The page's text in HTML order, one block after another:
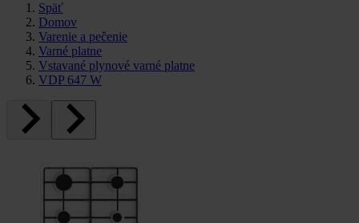
Späť
Domov
Varenie a pečenie
Varné platne
Vstavané plynové varné platne
VDP 647 W